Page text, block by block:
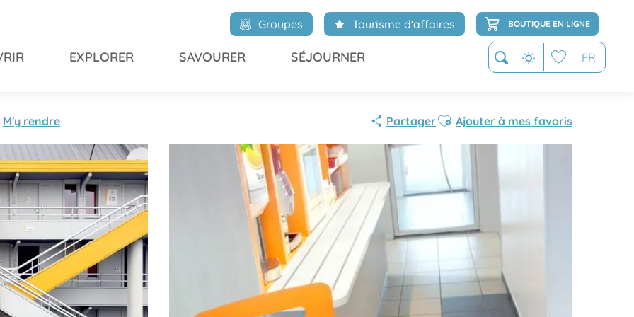
Recherche FR
Groupes Tourisme d'affaires BOUTIQUE EN LIGNE
EXPLORER SAVOURER SÉJOURNER
M'y rendre PartagerAjouter aux favoris
Ajouter à mes favoris